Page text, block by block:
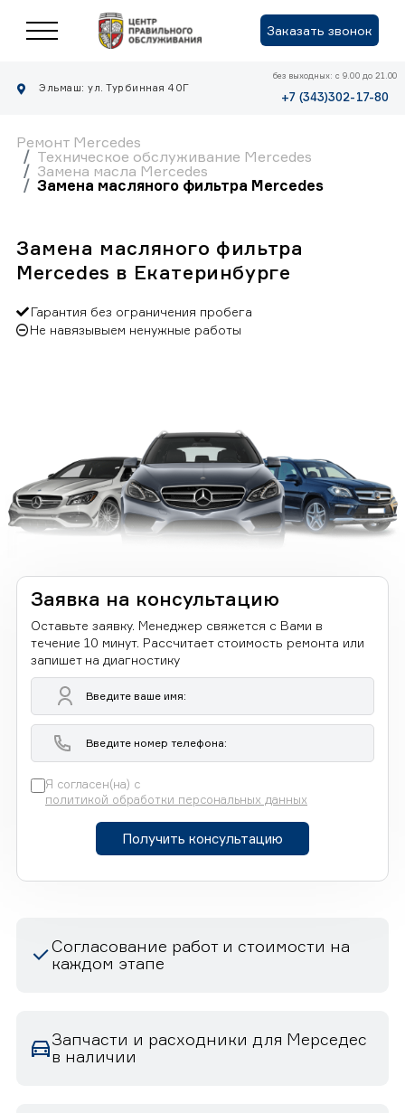
Заказать звонок
Эльмаш: ул. Турбинная 40Г
без выходных: с 9.00 до 21.00
+7 (343)302-17-80
Ремонт Mercedes
Техническое обслуживание Mercedes
Замена масла Mercedes
Замена масляного фильтра Mercedes
Замена масляного фильтра
Mercedes в Екатеринбурге
Гарантия без ограничения пробега
Не навязывыем ненужные работы
Заявка на консультацию
Оставьте заявку. Менеджер свяжется с Вами в
течение 10 минут. Рассчитает стоимость ремонта или
запишет на диагностику
Я согласен(на) с
политикой обработки персональных данных
Получить консультацию
Согласование работ и стоимости на
каждом этапе
Запчасти и расходники для Мерседес
в наличии